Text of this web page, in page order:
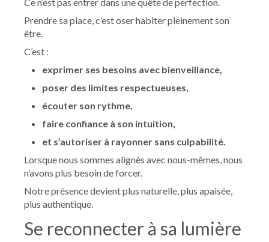
Prendre sa place, c’est oser habiter pleinement son
être.
C’est :
exprimer ses besoins avec bienveillance,
poser des limites respectueuses,
écouter son rythme,
faire confiance à son intuition,
et s’autoriser à rayonner sans culpabilité.
Lorsque nous sommes alignés avec nous-mêmes, nous
n’avons plus besoin de forcer.
Notre présence devient plus naturelle, plus apaisée,
plus authentique.
Se reconnecter à sa lumière